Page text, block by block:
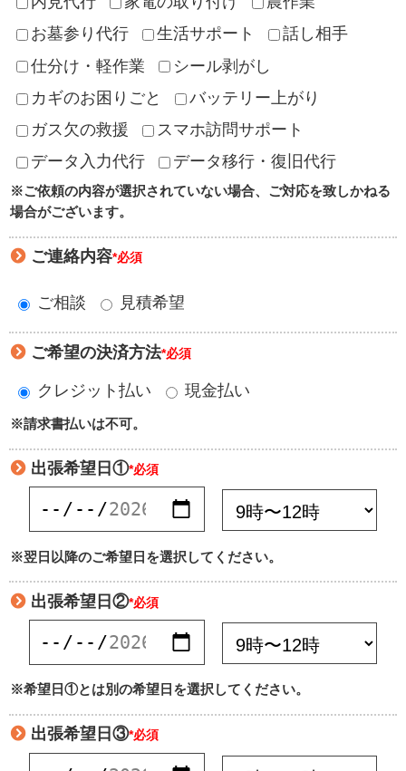
お墓参り代行
生活サポート
話し相手
仕分け・軽作業
シール剥がし
カギのお困りごと
バッテリー上がり
ガス欠の救援
スマホ訪問サポート
データ入力代行
データ移行・復旧代行
※ご依頼の内容が選択されていない場合、ご対応を致しかねる
場合がございます。
ご連絡内容*必須
ご相談 見積希望
ご希望の決済方法*必須
クレジット払い 現金払い
※請求書払いは不可。
出張希望日①*必須
※翌日以降のご希望日を選択してください。
出張希望日②*必須
※希望日①とは別の希望日を選択してください。
出張希望日③*必須